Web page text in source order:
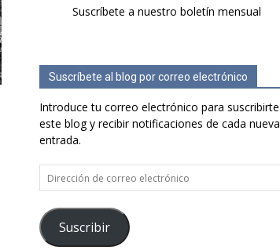
Suscríbete a nuestro boletín mensual
Suscríbete al blog por correo electrónico
Introduce tu correo electrónico para
este blog y recibir notificaciones de cada nueva
entrada.
Dirección
de
correo
electrónico
Suscribir